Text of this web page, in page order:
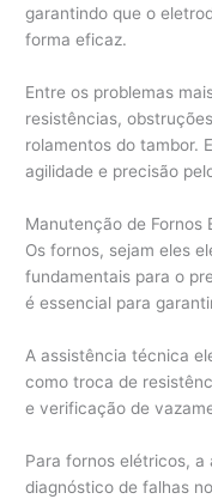
garantindo que o
forma eficaz.
Entre os problemas
resistências,
rolamentos do tambor.
agilidade e precisão
Manutenção de Fornos
Os fornos, sejam eles
fundamentais para o
é essencial para
A assistência técnica
como troca de
e verificação de
Para fornos elétricos,
diagnóstico de falhas